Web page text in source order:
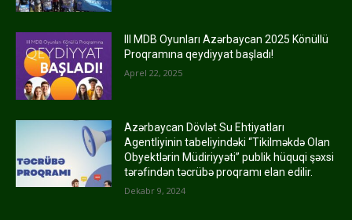
III MDB Oyunları Azərbaycan 2025 Könüllü
Proqramına qeydiyyat başladı!
Aprel 22, 2025
Azərbaycan Dövlət Su Ehtiyatları
Agentliyinin tabeliyindəki “Tikilməkdə Olan
Obyektlərin Müdiriyyəti” publik hüquqi şəxsi
tərəfindən təcrübə proqramı elan edilir.
Dekabr 9, 2024